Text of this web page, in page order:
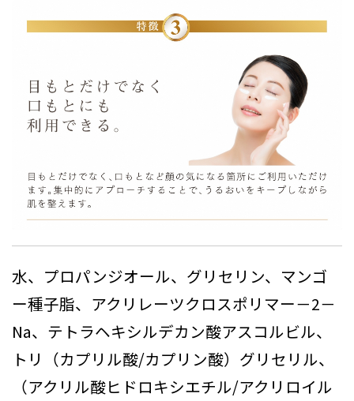
水、プロパンジオール、グリセリン、マンゴ
ー種子脂、アクリレーツクロスポリマー－2－
Na、テトラヘキシルデカン酸アスコルビル、
トリ（カプリル酸/カプリン酸）グリセリル、
（アクリル酸ヒドロキシエチル/アクリロイル